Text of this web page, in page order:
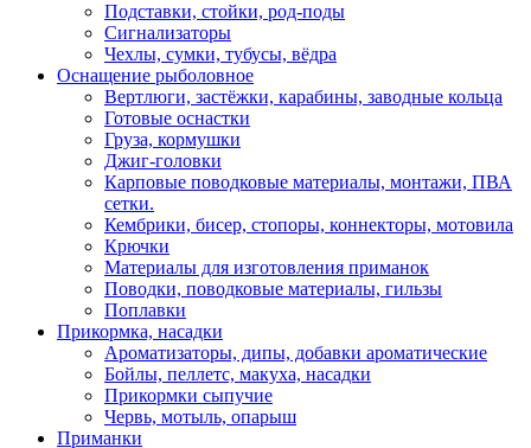
Подставки, стойки, род-поды
Сигнализаторы
Чехлы, сумки, тубусы, вёдра
Оснащение рыболовное
Вертлюги, застёжки, карабины, заводные кольца
Готовые оснастки
Груза, кормушки
Джиг-головки
Карповые поводковые материалы, монтажи, ПВА
сетки.
Кембрики, бисер, стопоры, коннекторы, мотовила
Крючки
Материалы для изготовления приманок
Поводки, поводковые материалы, гильзы
Поплавки
Прикормка, насадки
Ароматизаторы, дипы, добавки ароматические
Бойлы, пеллетс, макуха, насадки
Прикормки сыпучие
Червь, мотыль, опарыш
Приманки